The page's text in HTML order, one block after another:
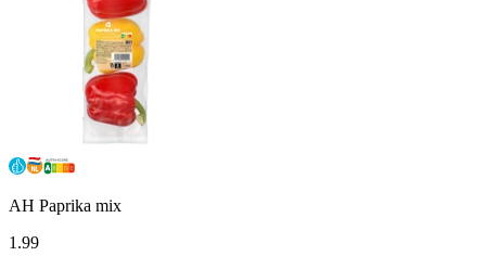
AH Paprika mix
1 .99